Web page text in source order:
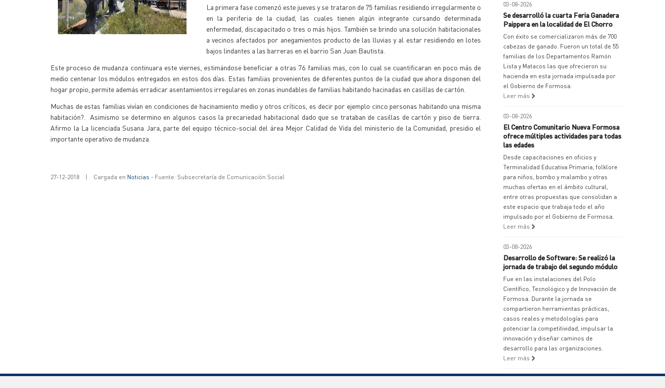
La primera fase comenzó este jueves y se trataron de 75 familias residiendo irregularmente o
en la periferia de la ciudad, las cuales tienen algún integrante cursando determinada
enfermedad, discapacitado o tres o más hijos. También se brindo una solución habitacionales
a vecinos afectados por anegamientos producto de las lluvias y al estar residiendo en lotes
bajos lindantes a las barreras en el barrio San Juan Bautista.
Este proceso de mudanza continuara este viernes, estimándose beneficiar a otras 76 familias mas, con lo cual se cuantificaran en poco más de
medio centenar los módulos entregados en estos dos días. Estas familias provenientes de diferentes puntos de la ciudad que ahora disponen del
hogar propio, permite además erradicar asentamientos irregulares en zonas inundables de familias habitando hacinadas en casillas de cartón.
Muchas de estas familias vivían en condiciones de hacinamiento medio y otros críticos, es decir por ejemplo cinco personas habitando una misma
habitación?. Asimismo se determino en algunos casos la precariedad habitacional dado que se trataban de casillas de cartón y piso de tierra.
Afirmo la La licenciada Susana Jara, parte del equipo técnico-social del área Mejor Calidad de Vida del ministerio de la Comunidad, presidio el
importante operativo de mudanza.
27-12-2018 | Cargada en Noticias - Fuente: Subsecretaría de Comunicación Social
03-08-2026
Se desarrolló la cuarta Feria Ganadera
Paippera en la localidad de El Chorro
Con éxito se comercializaron más de 700
cabezas de ganado. Fueron un total de 55
familias de los Departamentos Ramón
Lista y Matacos las que ofrecieron su
hacienda en esta jornada impulsada por
el Gobierno de Formosa.
Leer más
03-08-2026
El Centro Comunitario Nueva Formosa
ofrece múltiples actividades para todas
las edades
Desde capacitaciones en oficios y
Terminalidad Educativa Primaria, folklore
para niños, bombo y malambo y otras
muchas ofertas en el ámbito cultural,
entre otras propuestas que consolidan a
este espacio que trabaja todo el año
impulsado por el Gobierno de Formosa.
Leer más
03-08-2026
Desarrollo de Software: Se realizó la
jornada de trabajo del segundo módulo
Fue en las instalaciones del Polo
Científico, Tecnológico y de Innovación de
Formosa. Durante la jornada se
compartieron herramientas prácticas,
casos reales y metodologías para
potenciar la competitividad, impulsar la
innovación y diseñar caminos de
desarrollo para las organizaciones.
Leer más